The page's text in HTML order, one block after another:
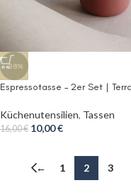
-38%
Espressotasse – 2er Set |
Küchenutensilien, Tassen
16,00€ 10,00€
← 1 2 3